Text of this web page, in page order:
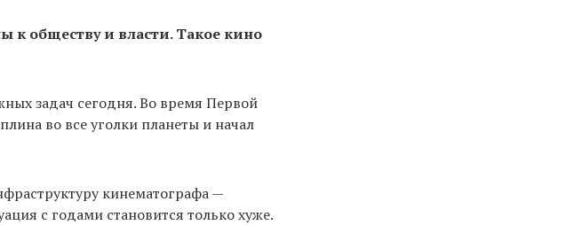
обществу и власти. Такое кино
задач сегодня. Во время Первой
во все уголки планеты и начал
кинематографа —
с годами становится только хуже.